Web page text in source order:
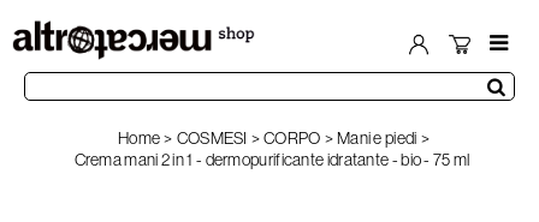
Home COSMESI CORPO
Mani e piedi
Crema mani 2 in 1 - dermopurificante idratante - bio - 75 ml